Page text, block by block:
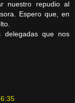
nuestro repudio al
Espero que, en
delegadas que nos